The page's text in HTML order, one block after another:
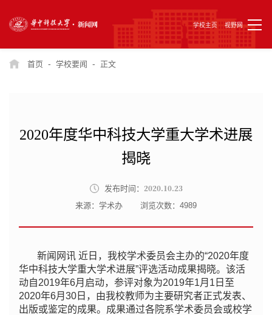
学校主页 视野网
首页 - 学校要闻 - 正文
2020年度华中科技大学重大学术进展
揭晓
发布时间： 2020.10.23
来源：学术办 浏览次数： 4989
新闻网讯 近日，我校学术委员会主办的“2020年度
华中科技大学重大学术进展”评选活动成果揭晓。该活
动自2019年6月启动，参评对象为2019年1月1日至
2020年6月30日，由我校教师为主要研究者正式发表、
出版或鉴定的成果。成果通过各院系学术委员会或校学